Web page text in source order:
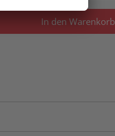
In den Warenkorb